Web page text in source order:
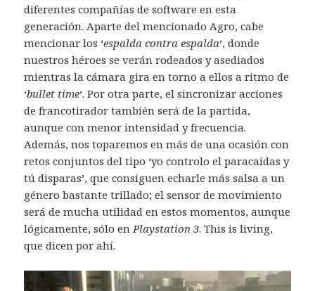
diferentes compañías de software en esta
generación. Aparte del mencionado Agro, cabe
mencionar los ‘espalda contra espalda‘, donde
nuestros héroes se verán rodeados y asediados
mientras la cámara gira en torno a ellos a ritmo de
‘bullet time‘. Por otra parte, el sincronizar acciones
de francotirador también será de la partida,
aunque con menor intensidad y frecuencia.
Además, nos toparemos en más de una ocasión con
retos conjuntos del tipo ‘yo controlo el paracaídas y
tú disparas’, que consiguen echarle más salsa a un
género bastante trillado; el sensor de movimiento
será de mucha utilidad en estos momentos, aunque
lógicamente, sólo en Playstation 3. This is living,
que dicen por ahí.